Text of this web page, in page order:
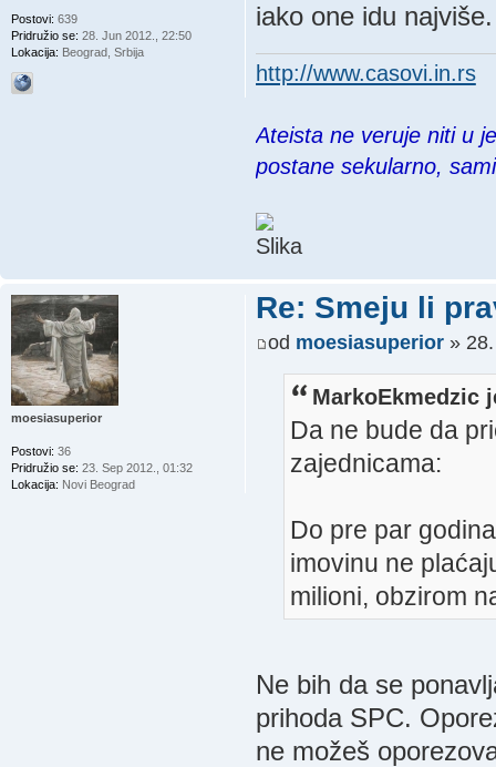
iako one idu najviše.
http://www.casovi.in.rs
Ateista ne veruje niti u
postane sekularno,
Postovi: 639
Pridružio se: 28. Jun 2012., 22:50
Lokacija: Beograd, Srbija
Re: Smeju li
od moesiasuperior» 28.
MarkoEkmedzic
Da ne bude da
zajednicama:
Do pre par
imovinu ne
milioni, obzirom
Ne bih da se
prihoda SPC.
ne možeš
moesiasuperior
Postovi: 36
Pridružio se: 23. Sep 2012., 01:32
Lokacija: Novi Beograd